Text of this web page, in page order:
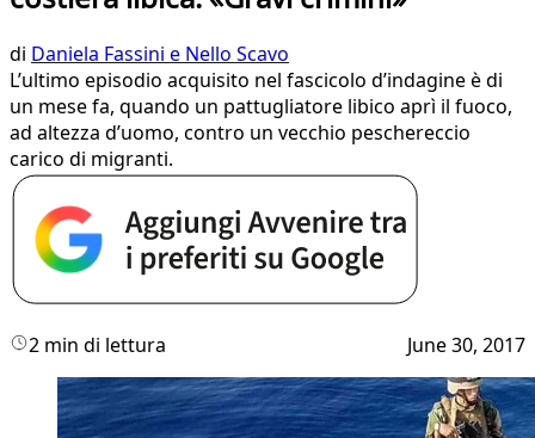
di Daniela Fassini e Nello Scavo
L’ultimo episodio acquisito nel fascicolo d’indagine è di
un mese fa, quando un pattugliatore libico aprì il fuoco,
ad altezza d’uomo, contro un vecchio peschereccio
carico di migranti.
2 min di lettura June 30, 2017